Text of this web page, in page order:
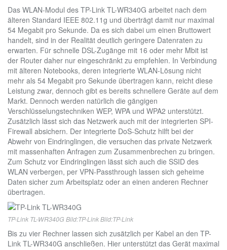
Das WLAN-Modul des TP-Link TL-WR340G arbeitet nach dem
älteren Standard IEEE 802.11g und überträgt damit nur maximal
54 Megabit pro Sekunde. Da es sich dabei um einen Bruttowert
handelt, sind in der Realität deutlich geringere Datenraten zu
erwarten. Für schnelle DSL-Zugänge mit 16 oder mehr Mbit ist
der Router daher nur eingeschränkt zu empfehlen. In Verbindung
mit älteren Notebooks, deren integrierte WLAN-Lösung nicht
mehr als 54 Megabit pro Sekunde übertragen kann, reicht diese
Leistung zwar, dennoch gibt es bereits schnellere Geräte auf dem
Markt. Dennoch werden natürlich die gängigen
Verschlüsselungstechniken WEP, WPA und WPA2 unterstützt.
Zusätzlich lässt sich das Netzwerk auch mit der integrierten SPI-
Firewall absichern. Der integrierte DoS-Schutz hilft bei der
Abwehr von Eindringlingen, die versuchen das private Netzwerk
mit massenhaften Anfragen zum Zusammenbrechen zu bringen.
Zum Schutz vor Eindringlingen lässt sich auch die SSID des
WLAN verbergen, per VPN-Passthrough lassen sich geheime
Daten sicher zum Arbeitsplatz oder an einen anderen Rechner
übertragen.
TP-Link TL-WR340G Bild:TP-Link Bild:TP-Link
Bis zu vier Rechner lassen sich zusätzlich per Kabel an den TP-
Link TL-WR340G anschließen. Hier unterstützt das Gerät maximal